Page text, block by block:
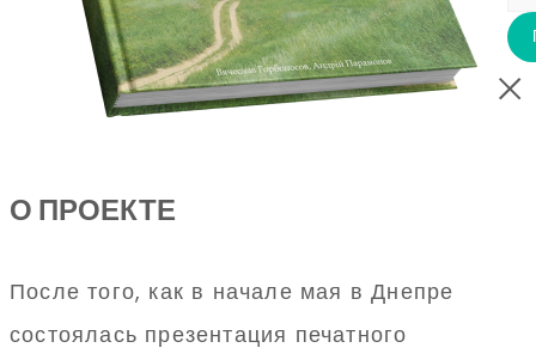
О ПРОЕКТЕ
После того, как в начале мая в Днепре
состоялась презентация печатного